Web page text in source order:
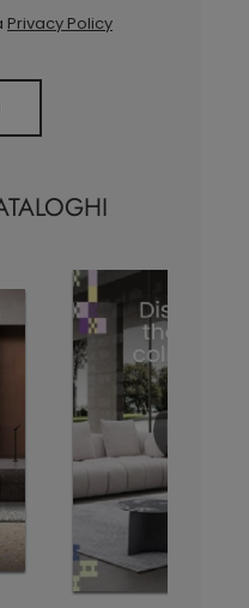
Privacy Policy